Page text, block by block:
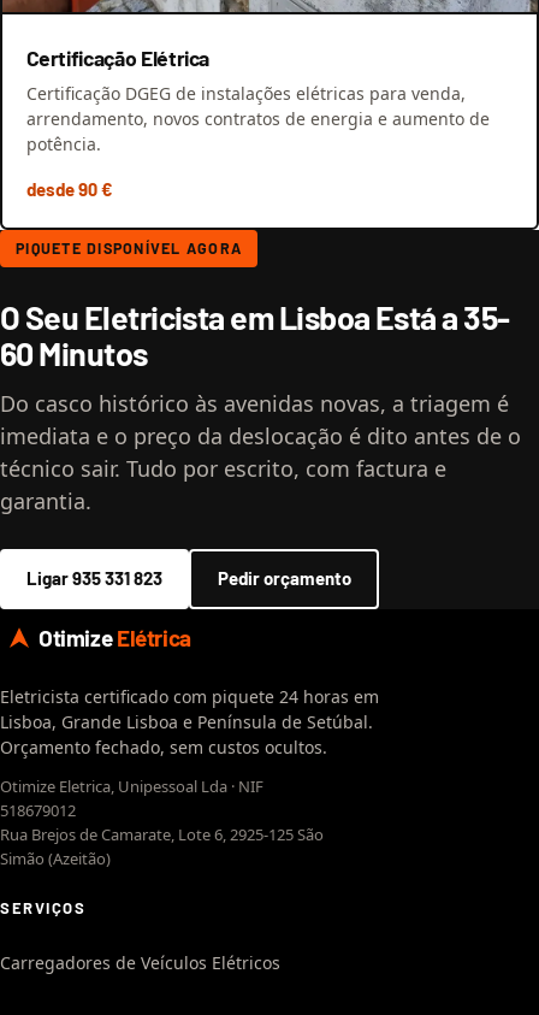
Certificação Elétrica
Certificação DGEG de instalações elétricas para venda,
arrendamento, novos contratos de energia e aumento de
potência.
desde 90 €
PIQUETE DISPONÍVEL AGORA
O Seu Eletricista em Lisboa Está a 35-
60 Minutos
Do casco histórico às avenidas novas, a triagem é
imediata e o preço da deslocação é dito antes de o
técnico sair. Tudo por escrito, com factura e
garantia.
Ligar 935 331 823 Pedir orçamento
OtimizeElétrica
Eletricista certificado com piquete 24 horas em
Lisboa, Grande Lisboa e Península de Setúbal.
Orçamento fechado, sem custos ocultos.
Otimize Eletrica, Unipessoal Lda · NIF
518679012
Rua Brejos de Camarate, Lote 6, 2925-125 São
Simão (Azeitão)
SERVIÇOS
Carregadores de Veículos Elétricos